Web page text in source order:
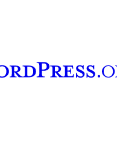
besuchen
Konto besuchen